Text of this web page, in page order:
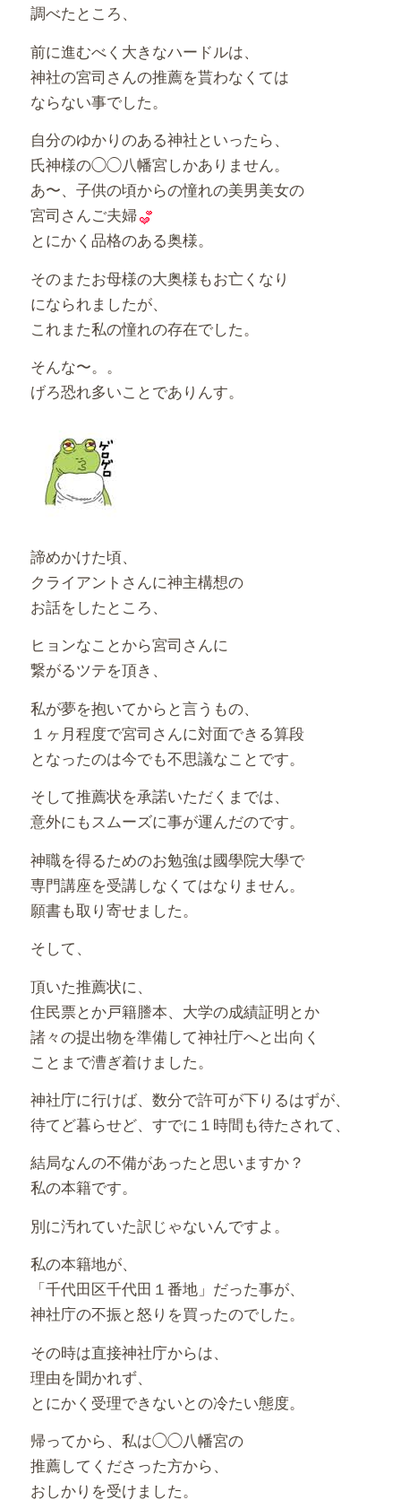
調べたところ、
前に進むべく大きなハードルは、
神社の宮司さんの推薦を貰わなくては
ならない事でした。
自分のゆかりのある神社といったら、
氏神様の◯◯八幡宮しかありません。
あ〜、子供の頃からの憧れの美男美女の
宮司さんご夫婦
とにかく品格のある奥様。
そのまたお母様の大奥様もお亡くなり
になられましたが、
これまた私の憧れの存在でした。
そんな〜。。
げろ恐れ多いことでありんす。
諦めかけた頃、
クライアントさんに神主構想の
お話をしたところ、
ヒョンなことから宮司さんに
繋がるツテを頂き、
私が夢を抱いてからと言うもの、
１ヶ月程度で宮司さんに対面できる算段
となったのは今でも不思議なことです。
そして推薦状を承諾いただくまでは、
意外にもスムーズに事が運んだのです。
神職を得るためのお勉強は國學院大學で
専門講座を受講しなくてはなりません。
願書も取り寄せました。
そして、
頂いた推薦状に、
住民票とか戸籍謄本、大学の成績証明とか
諸々の提出物を準備して神社庁へと出向く
ことまで漕ぎ着けました。
神社庁に行けば、数分で許可が下りるはずが、
待てど暮らせど、すでに１時間も待たされて、
結局なんの不備があったと思いますか？
私の本籍です。
別に汚れていた訳じゃないんですよ。
私の本籍地が、
「千代田区千代田１番地」だった事が、
神社庁の不振と怒りを買ったのでした。
その時は直接神社庁からは、
理由を聞かれず、
とにかく受理できないとの冷たい態度。
帰ってから、私は◯◯八幡宮の
推薦してくださった方から、
おしかりを受けました。